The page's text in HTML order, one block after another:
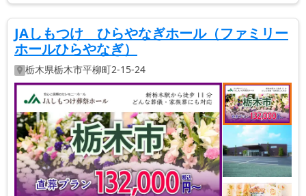
JAしもつけ ひらやなぎホール（ファミリー
ホールひらやなぎ）
栃木県栃木市平柳町2-15-24